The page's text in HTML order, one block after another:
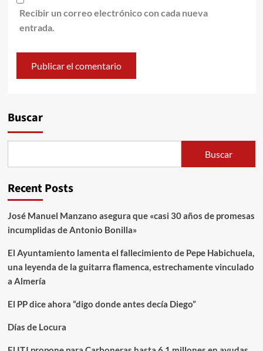
Recibir un correo electrónico con cada nueva
entrada.
Buscar
Buscar
Recent Posts
José Manuel Manzano asegura que «casi 30 años de promesas
incumplidas de Antonio Bonilla»
El Ayuntamiento lamenta el fallecimiento de Pepe Habichuela,
una leyenda de la guitarra flamenca, estrechamente vinculado
a Almería
El PP dice ahora “digo donde antes decía Diego”
Días de Locura